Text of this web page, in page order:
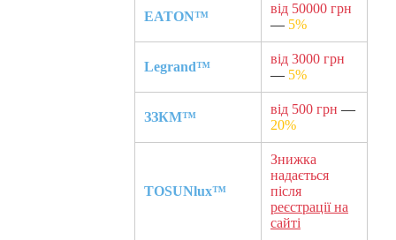
EATON™
від 50000 грн
— 5%
Legrand™
від 3000 грн
— 5%
ЗЗКМ™
від 500 грн —
20%
TOSUNlux™
Знижка
надається
після
реєстрації на
сайті